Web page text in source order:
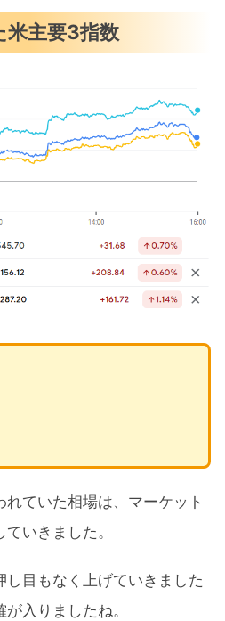
米主要3指数
ていた相場は、マーケット
いきました。
目もなく上げていきました
入りましたね。